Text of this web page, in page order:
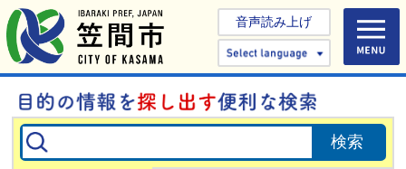
音声読み上げ
Select